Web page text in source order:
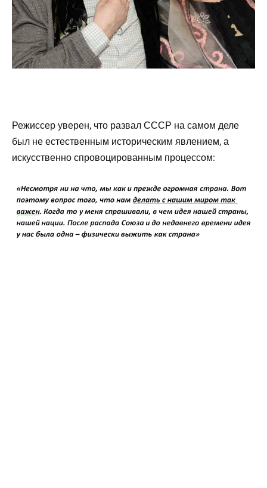
Режиссер уверен, что развал СССР на самом деле
был не естественным историческим явлением, а
искусственно спровоцированным процессом: